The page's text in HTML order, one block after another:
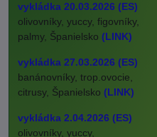
vykládka 20.03.2026 (ES)
olivovníky, yuccy, figovníky,
palmy, Španielsko (LINK)
vykládka 27.03.2026 (ES)
banánovníky, trop.ovocie,
citrusy, Španielsko (LINK)
vykládka 2.04.2026 (ES)
olivovníky, yuccy,